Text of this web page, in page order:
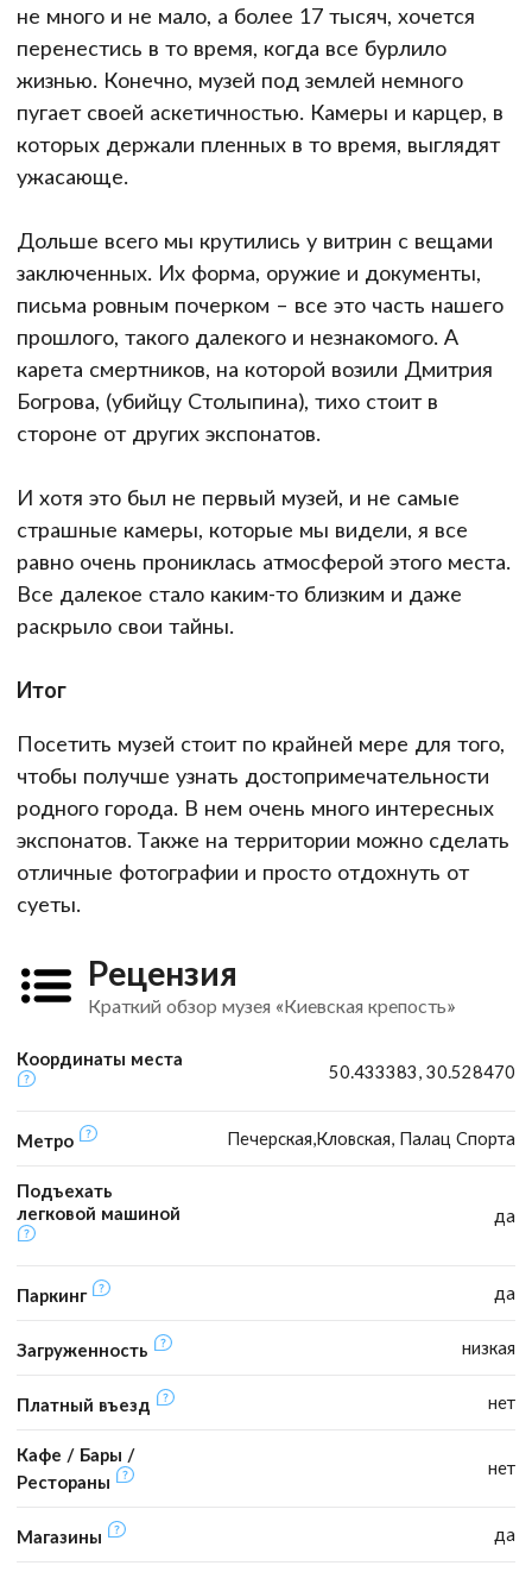
не много и не мало, а более 17 тысяч, хочется
перенестись в то время, когда все бурлило
жизнью. Конечно, музей под землей немного
пугает своей аскетичностью. Камеры и карцер, в
которых держали пленных в то время, выглядят
ужасающе.
Дольше всего мы крутились у витрин с вещами
заключенных. Их форма, оружие и документы,
письма ровным почерком – все это часть нашего
прошлого, такого далекого и незнакомого. А
карета смертников, на которой возили Дмитрия
Богрова, (убийцу Столыпина), тихо стоит в
стороне от других экспонатов.
И хотя это был не первый музей, и не самые
страшные камеры, которые мы видели, я все
равно очень прониклась атмосферой этого места.
Все далекое стало каким-то близким и даже
раскрыло свои тайны.
Итог
Посетить музей стоит по крайней мере для того,
чтобы получше узнать достопримечательности
родного города. В нем очень много интересных
экспонатов. Также на территории можно сделать
отличные фотографии и просто отдохнуть от
суеты.
Рецензия
Краткий обзор музея «Киевская крепость»
Координаты места
50.433383, 30.528470
Метро Печерская,Кловская, Палац Спорта
Подъехать
легковой машиной
да
Паркинг да
Загруженность низкая
Платный въезд нет
Кафе / Бары /
Рестораны
нет
Магазины да